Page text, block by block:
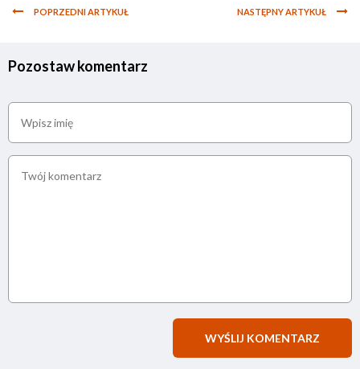
POPRZEDNI ARTYKUŁ NASTĘPNY ARTYKUŁ
Pozostaw komentarz